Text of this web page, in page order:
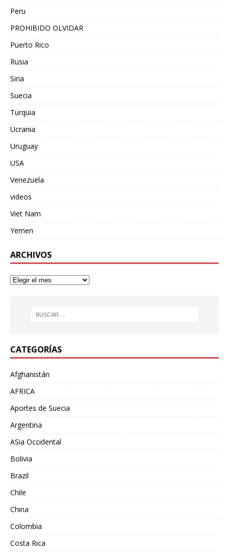
Peru
PROHIBIDO OLVIDAR
Puerto Rico
Rusia
Siria
Suecia
Turquia
Ucrania
Uruguay
USA
Venezuela
videos
Viet Nam
Yemen
ARCHIVOS
CATEGORÍAS
Afghanistán
AFRICA
Aportes de Suecia
Argentina
ASia Occidental
Bolivia
Brazil
Chile
China
Colombia
Costa Rica